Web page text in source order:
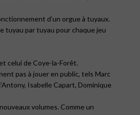
d’un orgue à tuyaux.
tuyau par tuyau pour chaque jeu
celui de Coye-la-Forêt.
pas à jouer en public, tels Marc
Isabelle Capart, Dominique
volumes. Comme un